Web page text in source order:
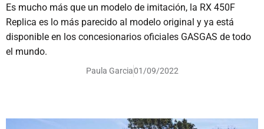
Es mucho más que un modelo de imitación, la RX 450F
Replica es lo más parecido al modelo original y ya está
disponible en los concesionarios oficiales GASGAS de todo
el mundo.
Paula Garcia01/09/2022